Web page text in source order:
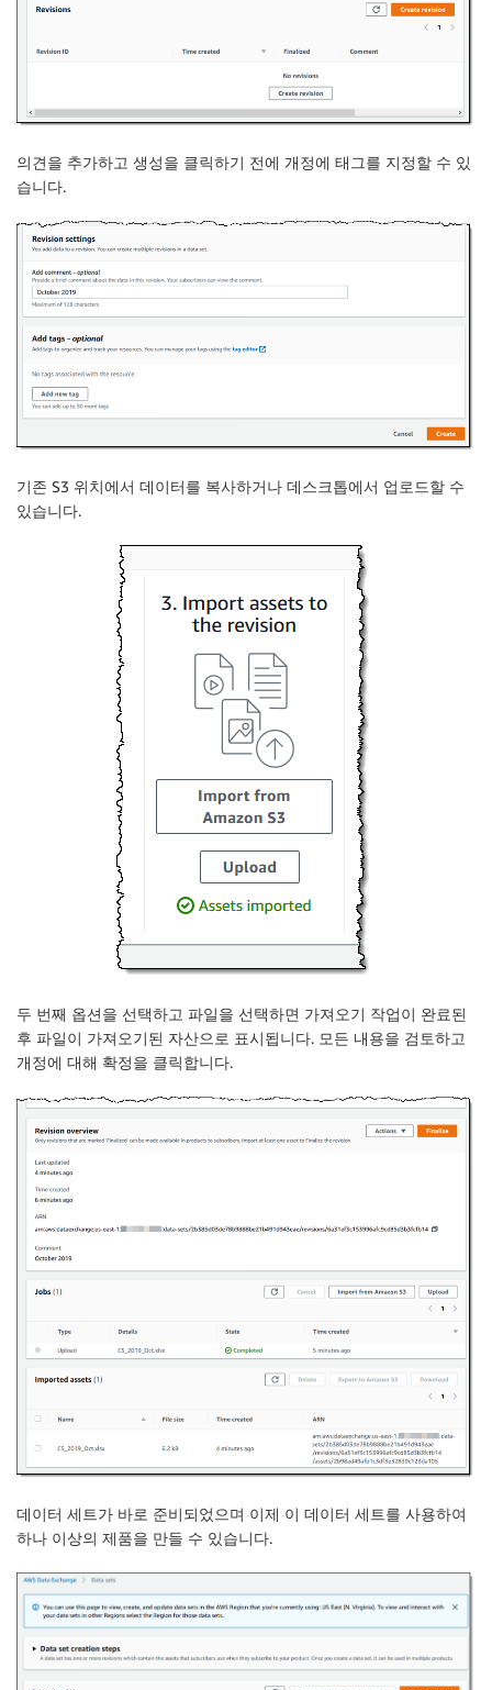
의견을 추가하고 생성을 클릭하기 전에 개정에 태그를 지정할 수 있
습니다.
기존 S3 위치에서 데이터를 복사하거나 데스크톱에서 업로드할 수
있습니다.
두 번째 옵션을 선택하고 파일을 선택하면 가져오기 작업이 완료된
후 파일이 가져오기된 자산으로 표시됩니다. 모든 내용을 검토하고
개정에 대해 확정을 클릭합니다.
데이터 세트가 바로 준비되었으며 이제 이 데이터 세트를 사용하여
하나 이상의 제품을 만들 수 있습니다.